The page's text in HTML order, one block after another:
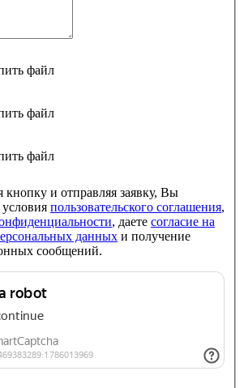
файл
файл
файл
и отправляя заявку, Вы
пользовательского соглашения,
, даете согласие на
данных и получение
сообщений.